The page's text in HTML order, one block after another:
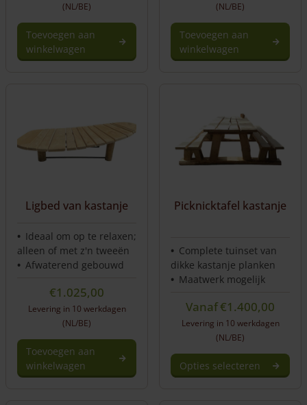
(NL/BE)
Toevoegen aan
winkelwagen
(NL/BE)
Toevoegen aan
winkelwagen
Ligbed van kastanje
Ideaal om op te relaxen;
alleen of met z'n tweeën
Afwaterend gebouwd
€1.025,00
Levering in 10 werkdagen
(NL/BE)
Toevoegen aan
winkelwagen
Picknicktafel kastanje
Complete tuinset van
dikke kastanje planken
Maatwerk mogelijk
Vanaf€1.400,00
Levering in 10 werkdagen
(NL/BE)
Opties selecteren